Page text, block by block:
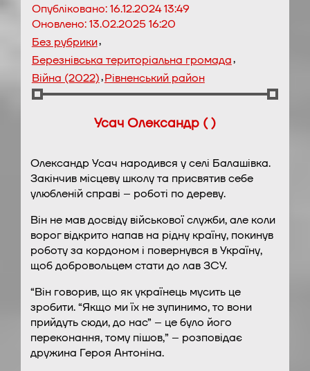
Опубліковано:16.12.2024 13:49
Оновлено:13.02.2025 16:20
Без рубрики,
Березнівська територіальна громада,
Війна (2022),Рівненський район
Усач Олександр ( )
Олександр Усач народився у селі Балашівка.
Закінчив місцеву школу та присвятив себе
улюбленій справі – роботі по дереву.
Він не мав досвіду військової служби, але коли
ворог відкрито напав на рідну країну, покинув
роботу за кордоном і повернувся в Україну,
щоб добровольцем стати до лав ЗСУ.
“Він говорив, що як українець мусить це
зробити. “Якщо ми їх не зупинимо, то вони
прийдуть сюди, до нас” – це було його
переконання, тому пішов,” – розповідає
дружина Героя Антоніна.